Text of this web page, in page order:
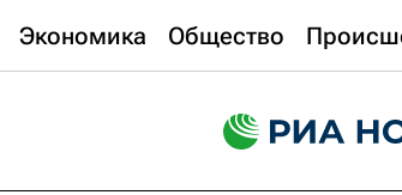
Экономика Общество